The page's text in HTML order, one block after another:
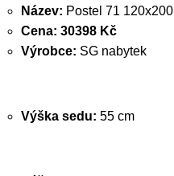
Název: Postel 71
Cena: 30398 Kč
Výrobce: SG nabytek
Výška sedu: 55 cm